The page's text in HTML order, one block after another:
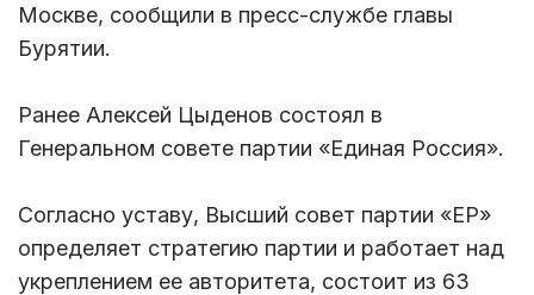
Москве, сообщили в пресс-службе главы
Бурятии.
Ранее Алексей Цыденов состоял в
Генеральном совете партии «Единая Россия».
Согласно уставу, Высший совет партии «ЕР»
определяет стратегию партии и работает над
укреплением ее авторитета, состоит из 63